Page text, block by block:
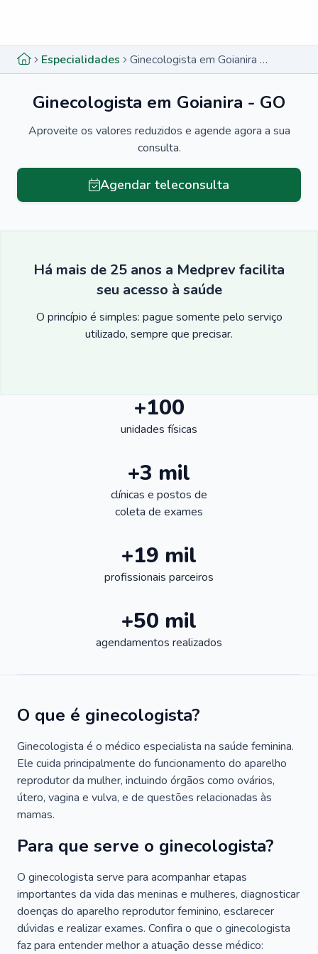
Especialidades Ginecologista em Goianira - GO
Ginecologista em Goianira - GO
Aproveite os valores reduzidos e agende agora a sua
consulta.
Agendar teleconsulta
Há mais de 25 anos a Medprev facilita
seu acesso à saúde
O princípio é simples: pague somente pelo serviço
utilizado, sempre que precisar.
+100
unidades físicas
+3 mil
clínicas e postos de
coleta de exames
+19 mil
profissionais parceiros
+50 mil
agendamentos realizados
O que é ginecologista?
Ginecologista é o médico especialista na saúde feminina.
Ele cuida principalmente do funcionamento do aparelho
reprodutor da mulher, incluindo órgãos como ovários,
útero, vagina e vulva, e de questões relacionadas às
mamas.
Para que serve o ginecologista?
O ginecologista serve para acompanhar etapas
importantes da vida das meninas e mulheres, diagnosticar
doenças do aparelho reprodutor feminino, esclarecer
dúvidas e realizar exames. Confira o que o ginecologista
faz para entender melhor a atuação desse médico: